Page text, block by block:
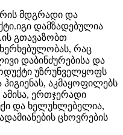
მდგრადი და
დამზადებულია
გთავაზობთ
რაც
დაბინძურებისა და
უზრუნველყოფს
აკმაყოფილებს
ერთჯერადი
და ხელუხლებელია,
ცხოვრების